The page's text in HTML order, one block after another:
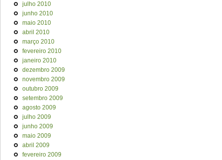
julho 2010
junho 2010
maio 2010
abril 2010
março 2010
fevereiro 2010
janeiro 2010
dezembro 2009
novembro 2009
outubro 2009
setembro 2009
agosto 2009
julho 2009
junho 2009
maio 2009
abril 2009
fevereiro 2009